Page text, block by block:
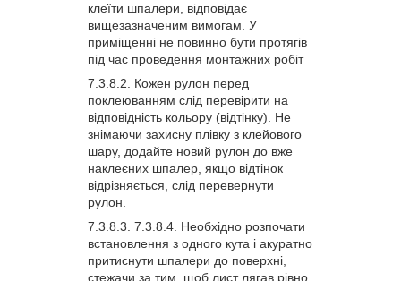
клеїти шпалери, відповідає
вищезазначеним вимогам. У
приміщенні не повинно бути протягів
під час проведення монтажних робіт
Кожен рулон перед
поклеюванням слід перевірити на
відповідність кольору (відтінку). Не
знімаючи захисну плівку з клейового
шару, додайте новий рулон до вже
наклеєних шпалер, якщо відтінок
відрізняється, слід перевернути
рулон.
Необхідно розпочати
встановлення з одного кута і акуратно
притиснути шпалери до поверхні,
стежачи за тим, щоб лист лягав рівно